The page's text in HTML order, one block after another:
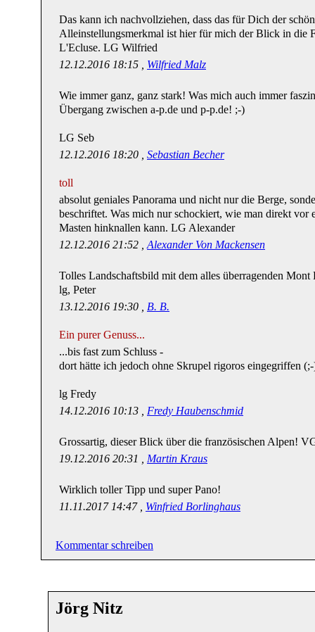
Das kann ich nachvollziehen, dass das für Dich der
Alleinstellungsmerkmal ist hier für mich der Blick in die
L'Ecluse. LG Wilfried
12.12.2016 18:15 , Wilfried Malz
Wie immer ganz, ganz stark! Was mich auch immer
Übergang zwischen a-p.de und p-p.de! ;-)
LG Seb
12.12.2016 18:20 , Sebastian Becher
toll
absolut geniales Panorama und nicht nur die Berge,
beschriftet. Was mich nur schockiert, wie man direkt vor
Masten hinknallen kann. LG Alexander
12.12.2016 21:52 , Alexander Von Mackensen
Tolles Landschaftsbild mit dem alles überragenden Mont
lg, Peter
13.12.2016 19:30 , B. B.
Ein purer Genuss...
...bis fast zum Schluss -
dort hätte ich jedoch ohne Skrupel rigoros eingegriffen
lg Fredy
14.12.2016 10:13 , Fredy Haubenschmid
Grossartig, dieser Blick über die französischen Alpen!
19.12.2016 20:31 , Martin Kraus
Wirklich toller Tipp und super Pano!
11.11.2017 14:47 , Winfried Borlinghaus
Kommentar schreiben
Jörg Nitz